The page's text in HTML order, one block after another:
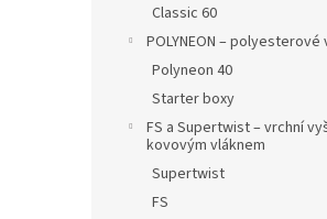
Classic 60
POLYNEON –
Polyneon 40
Starter boxy
FS a Supertwist – vrchní
kovovým vláknem
Supertwist
FS